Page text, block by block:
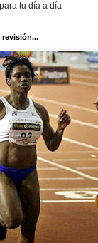
tu día a día
revisión...